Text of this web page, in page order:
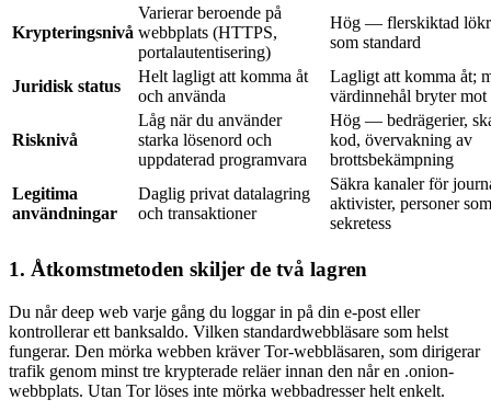
Krypteringsnivå
Varierar beroende på
webbplats (HTTPS,
portalautentisering)
Hög — flerskiktad
som standard
Juridisk status
Helt lagligt att komma åt
och använda
Lagligt att komma åt;
värdinnehål bryter mot
Risknivå
Låg när du använder
starka lösenord och
uppdaterad programvara
Hög — bedrägerier,
kod, övervakning av
brottsbekämpning
Legitima
användningar
Daglig privat datalagring
och transaktioner
Säkra kanaler för
aktivister, personer
sekretess
1. Åtkomstmetoden skiljer de två lagren
Du når deep web varje gång du loggar in på din e-post eller
kontrollerar ett banksaldo. Vilken standardwebbläsare som helst
fungerar. Den mörka webben kräver Tor-webbläsaren, som dirigerar
trafik genom minst tre krypterade reläer innan den når en .onion-
webbplats. Utan Tor löses inte mörka webbadresser helt enkelt.